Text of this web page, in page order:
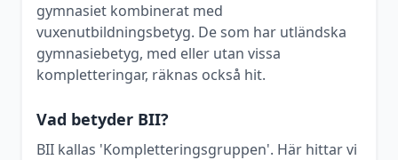
gymnasiet kombinerat med
vuxenutbildningsbetyg. De som har utländska
gymnasiebetyg, med eller utan vissa
kompletteringar, räknas också hit.
Vad betyder BII?
BII kallas 'Kompletteringsgruppen'. Här hittar vi